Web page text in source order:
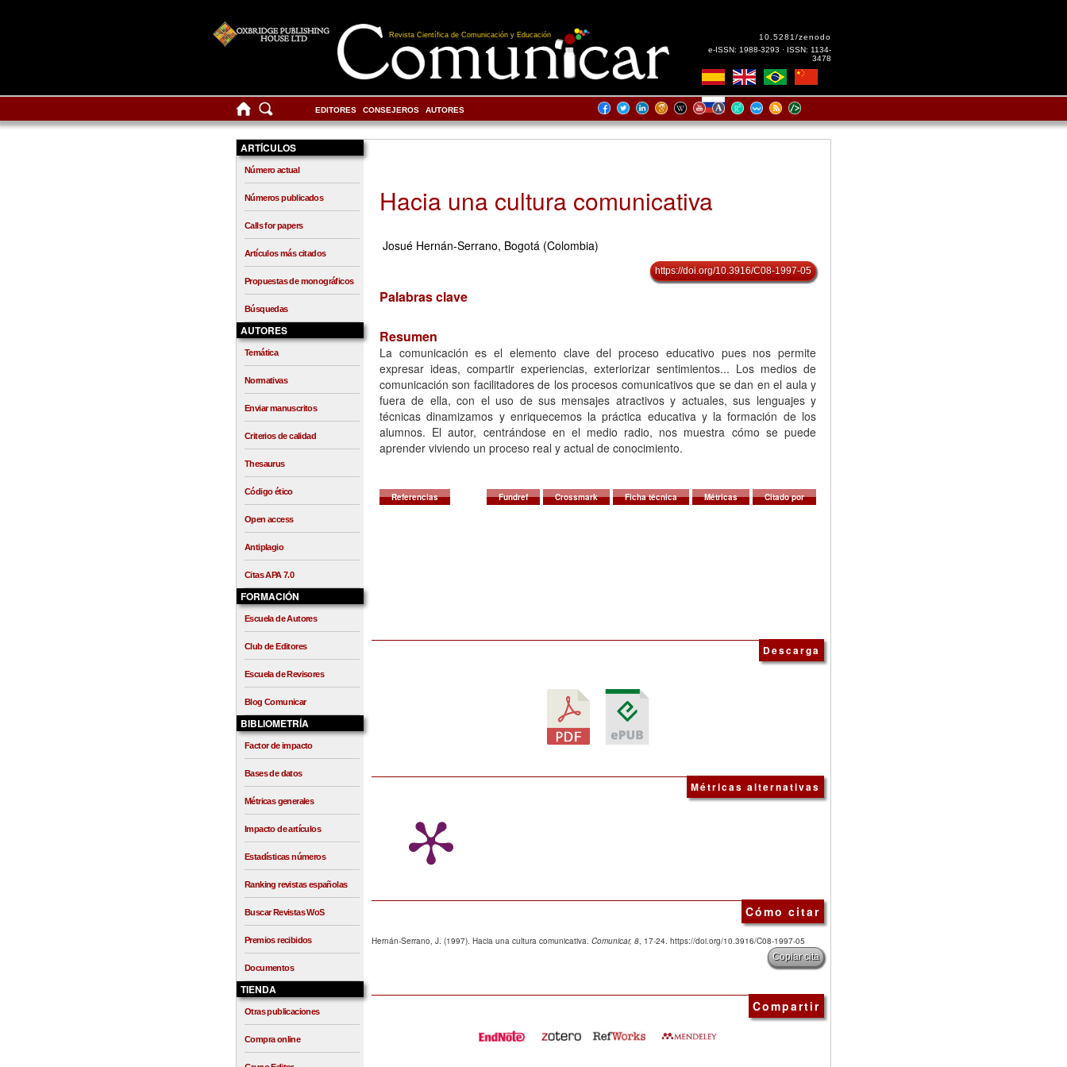
Revista Científica de Comunicación y Educación
10.5281/zenodo
e-ISSN: 1988-3293 · ISSN: 1134-
3478
EDITORES CONSEJEROS AUTORES
ARTÍCULOS
Número actual
Números publicados
Calls for papers
Artículos más citados
Propuestas de monográficos
Búsquedas
AUTORES
Temática
Normativas
Enviar manuscritos
Criterios de calidad
Thesaurus
Código ético
Open access
Antiplagio
Citas APA 7.0
FORMACIÓN
Escuela de Autores
Club de Editores
Escuela de Revisores
Blog Comunicar
BIBLIOMETRÍA
Factor de impacto
Bases de datos
Métricas generales
Impacto de artículos
Estadísticas números
Ranking revistas españolas
Buscar Revistas WoS
Premios recibidos
Documentos
TIENDA
Otras publicaciones
Compra online
Hacia una cultura comunicativa
Josué Hernán-Serrano, Bogotá (Colombia)
https://doi.org/10.3916/C08-1997-05
Palabras clave
Resumen
La comunicación es el elemento clave del proceso educativo pues nos permite
expresar ideas, compartir experiencias, exteriorizar sentimientos... Los medios de
comunicación son facilitadores de los procesos comunicativos que se dan en el aula y
fuera de ella, con el uso de sus mensajes atractivos y actuales, sus lenguajes y
técnicas dinamizamos y enriquecemos la práctica educativa y la formación de los
alumnos. El autor, centrándose en el medio radio, nos muestra cómo se puede
aprender viviendo un proceso real y actual de conocimiento.
Referencias Fundref Crossmark Ficha técnica Métricas Citado por
Descarga
Métricas alternativas
Cómo citar
Hernán-Serrano, J. (1997). Hacia una cultura comunicativa. Comunicar, 8, 17-24. https://doi.org/10.3916/C08-1997-05
Copiar cita
Compartir